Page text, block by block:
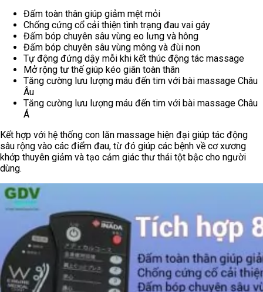
Đấm toàn thân giúp giảm mệt mỏi
Chống cứng cổ cải thiện tình trạng đau vai gáy
Đấm bóp chuyên sâu vùng eo lưng và hông
Đấm bóp chuyên sâu vùng mông và đùi non
Tự động đứng dậy mỗi khi kết thúc động tác massage
Mở rộng tư thế giúp kéo giãn toàn thân
Tăng cường lưu lượng máu đến tim với bài massage Châu
Âu
Tăng cường lưu lượng máu đến tim với bài massage Châu
Á
Kết hợp với hệ thống con lăn massage hiện đại giúp tác động
sâu rộng vào các điểm đau, từ đó giúp các bệnh về cơ xương
khớp thuyên giảm và tạo cảm giác thư thái tột bậc cho người
dùng.